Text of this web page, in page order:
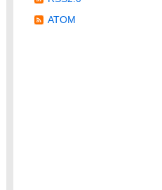
ATOM